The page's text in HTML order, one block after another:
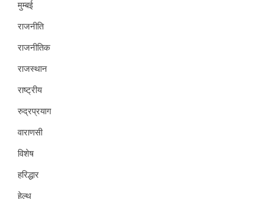
मुम्बई
राजनीति
राजनीतिक
राजस्थान
राष्ट्रीय
रुद्रप्रयाग
वाराणसी
विशेष
हरिद्धार
हेल्थ